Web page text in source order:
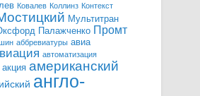
Ковалев Коллинз Контекст
Мультитран
Палажченко Промт
аббревиатуры авиа
автоматизация
акция американский
англо-